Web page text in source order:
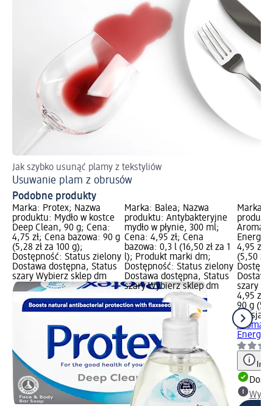
Jak szybko usunąć plamy z tekstyliów
Usuwanie plam z obrusów
Podobne produkty
Marka: Protex; Nazwa
produktu: Mydło w kostce
Deep Clean, 90 g; Cena:
4,75 zł; Cena bazowa: 90 g
(5,28 zł za 100 g);
Dostępność: Status zielony
Dostawa dostępna, Status
szary Wybierz sklep dm
Marka: Balea; Nazwa
produktu: Antybakteryjne
mydło w płynie, 300 ml;
Cena: 4,95 zł; Cena
bazowa: 0,3 l (16,50 zł za 1
l); Produkt marki dm;
Dostępność: Status zielony
Dostawa dostępna, Status
szary Wybierz sklep dm
Marka:
Aroma
4,95 zł;
(5,50 zł
szary
4,95 zł
90 g
Luksja
Aroma